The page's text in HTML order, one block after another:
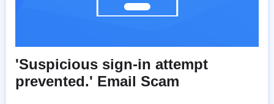
'Suspicious sign-in attempt
prevented.' Email Scam